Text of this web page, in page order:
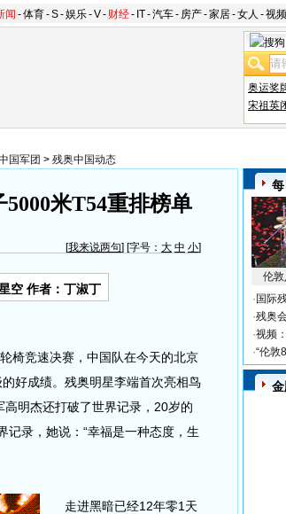
闻 -体育-S-娱乐-V- 财经- IT-汽车- 房产-家居-女人 -视频
奥运奖
宋祖英
国军团 > 残奥中国动态
米T54重排榜单
[我来说两句] [字号： 大 中 小]
空 作者：丁淑丁
竞速决赛，中国队在今天的北京
好成绩。残奥明星李端首次亮相鸟
明杰还打破了世界记录，20岁的
录，她说：“幸福是一种态度，生
走进黑暗已经12年零1天
伦
· 国际
·残奥
·视频
·“伦敦